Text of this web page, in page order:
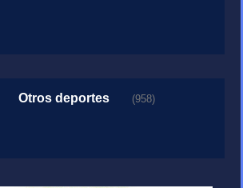
Otros deportes (958)